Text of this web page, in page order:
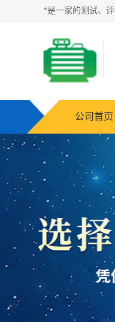
公司首页